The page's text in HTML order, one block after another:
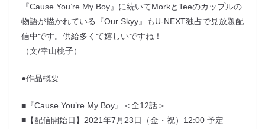
『Cause You’re My Boy』に続いてMorkとTeeのカップルの
物語が描かれている『Our Skyy』もU-NEXT独占で見放題配
信中です。供給多くて嬉しいですね！
（文/幸山桃子）
●作品概要
■『Cause You’re My Boy』＜全12話＞
■【配信開始日】2021年7月23日（金・祝）12:00 予定